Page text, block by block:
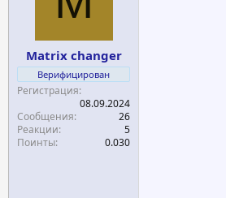
Matrix changer
Верифицирован
Регистрация
08.09.2024
Сообщения
26
Реакции
5
Поинты
0.030